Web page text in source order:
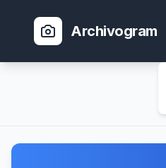
Archivogram